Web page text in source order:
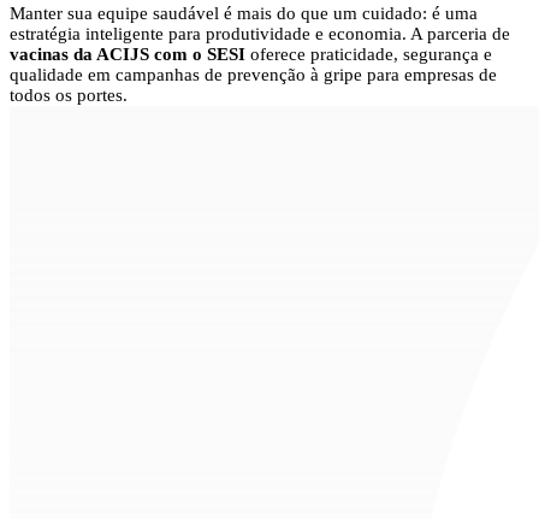
Manter sua equipe saudável é mais do que um cuidado: é uma
estratégia inteligente para produtividade e economia. A parceria de
vacinas da ACIJS com o SESI oferece praticidade, segurança e
qualidade em campanhas de prevenção à gripe para empresas de
todos os portes.